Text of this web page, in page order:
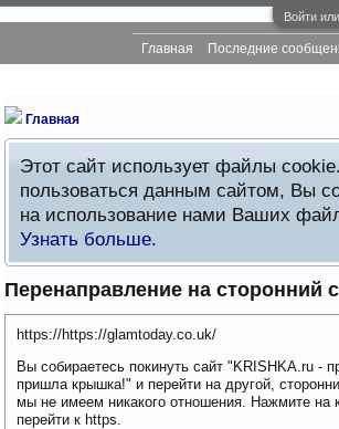
Войти
Главная
Этот сайт использует файлы
пользоваться данным сайтом, Вы
на использование нами Ваших
Узнать больше.
Перенаправление на сторонний
https://https://glamtoday.co.uk/
Вы собираетесь покинуть сайт "KRISHKA.ru -
пришла крышка!" и перейти на другой,
мы не имеем никакого отношения. Нажмите на
перейти к https.
Главная Последние